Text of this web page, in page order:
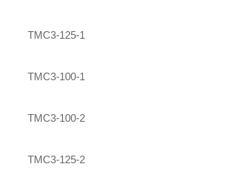
TMC3-125-1
TMC3-100-1
TMC3-100-2
TMC3-125-2